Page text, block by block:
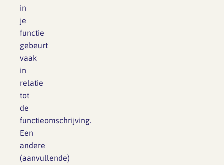
in
je
functie
gebeurt
vaak
in
relatie
tot
de
functieomschrijving.
Een
andere
(aanvullende)